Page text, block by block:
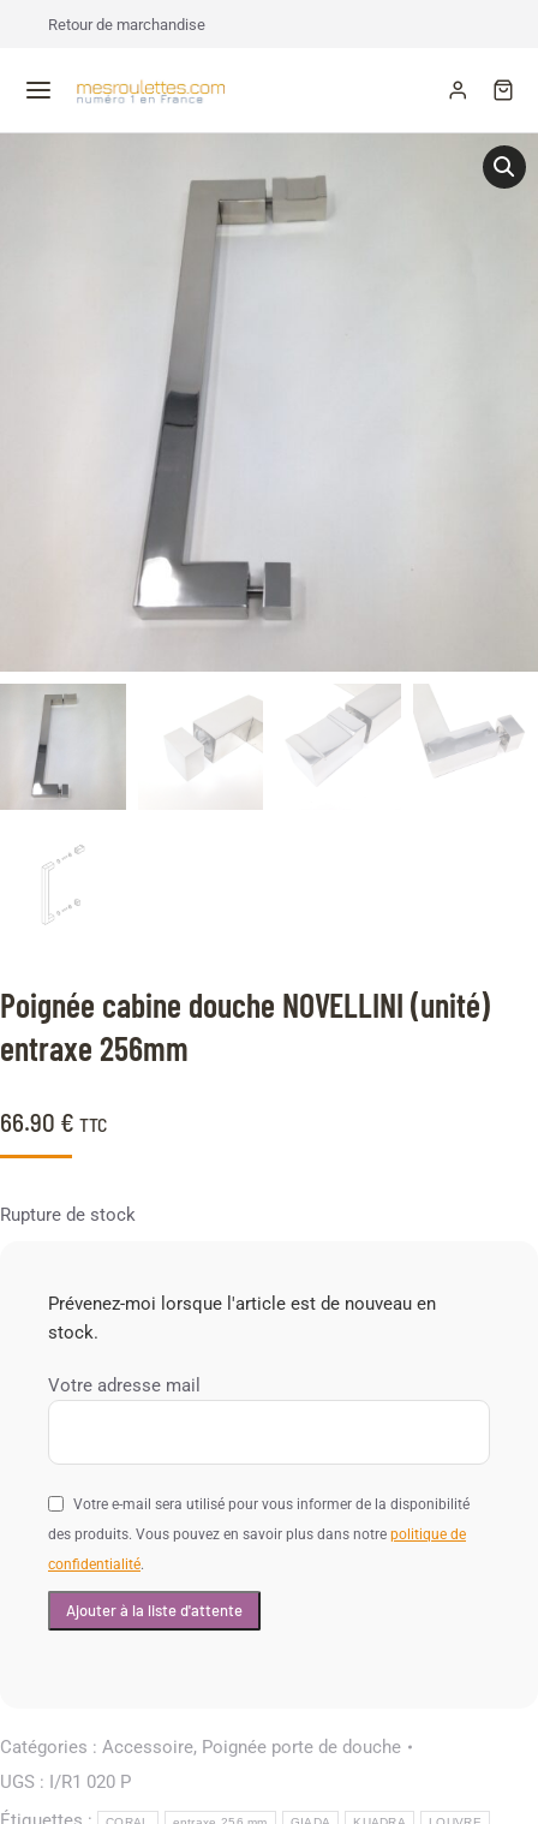
Retour de marchandise
Poignée cabine douche NOVELLINI (unité)
entraxe 256mm
66.90 € TTC
Rupture de stock
Prévenez-moi lorsque l'article est de nouveau en
stock.
Votre adresse mail
Votre e-mail sera utilisé pour vous informer de la disponibilité
des produits. Vous pouvez en savoir plus dans notre politique de
confidentialité.
Catégories : Accessoire, Poignée porte de douche
UGS : I/R1 020 P